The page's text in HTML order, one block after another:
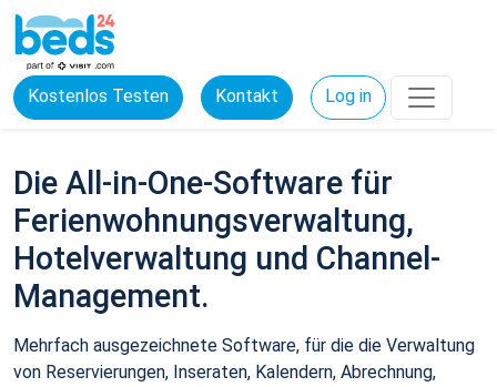
Kostenlos Testen Kontakt Log in
Die All-in-One-Software für
Ferienwohnungsverwaltung,
Hotelverwaltung und Channel-
Management.
Mehrfach ausgezeichnete Software, für die die Verwaltung
von Reservierungen, Inseraten, Kalendern, Abrechnung,